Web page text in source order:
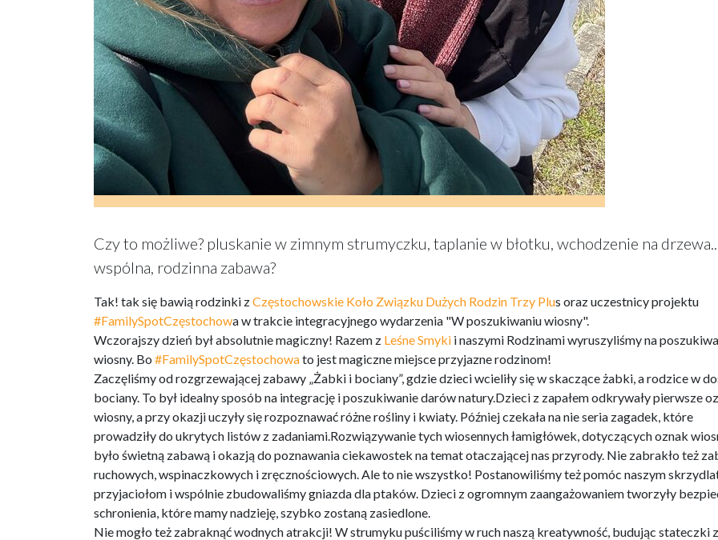
Czy to możliwe? pluskanie w zimnym strumyczku, taplanie w błotku, wchodzenie na
wspólna, rodzinna zabawa?
Tak! tak się bawią rodzinki zCzęstochowskie Koło Związku Dużych Rodzin Trzy Plus oraz uczestnicy projektu
#FamilySpotCzęstochowa w trakcie integracyjnego wydarzenia "W poszukiwaniu wiosny".
Wczorajszy dzień był absolutnie magiczny! Razem z Leśne Smyki i naszymi Rodzinami wyruszyliśmy na
wiosny. Bo #FamilySpotCzęstochowato jest magiczne miejsce przyjazne rodzinom!
Zaczęliśmy od rozgrzewającej zabawy „Żabki i bociany”, gdzie dzieci wcieliły się w skaczące żabki, a rodzice w
bociany. To był idealny sposób na integrację i poszukiwanie darów natury.Dzieci z zapałem odkrywały pierwsze
wiosny, a przy okazji uczyły się rozpoznawać różne rośliny i kwiaty. Później czekała na nie seria zagadek, które
prowadziły do ukrytych listów z zadaniami.Rozwiązywanie tych wiosennych łamigłówek, dotyczących oznak
było świetną zabawą i okazją do poznawania ciekawostek na temat otaczającej nas przyrody. Nie zabrakło też
ruchowych, wspinaczkowych i zręcznościowych. Ale to nie wszystko! Postanowiliśmy też pomóc naszym
przyjaciołom i wspólnie zbudowaliśmy gniazda dla ptaków. Dzieci z ogromnym zaangażowaniem tworzyły
schronienia, które mamy nadzieję, szybko zostaną zasiedlone.
Nie mogło też zabraknąć wodnych atrakcji! W strumyku puściliśmy w ruch naszą kreatywność, budując stateczki z